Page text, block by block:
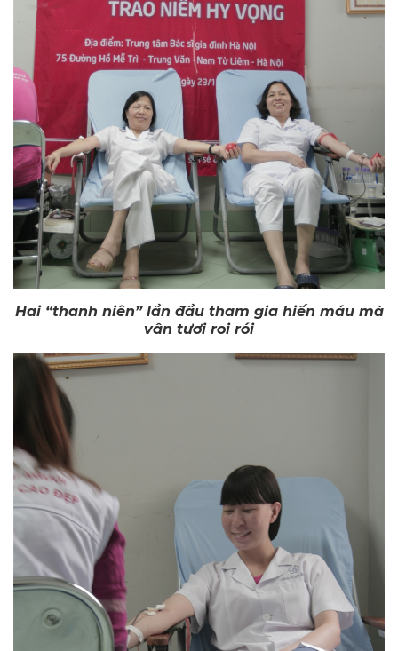
Hai “thanh niên” lần đầu tham gia hiến máu mà
vẫn tươi roi rói